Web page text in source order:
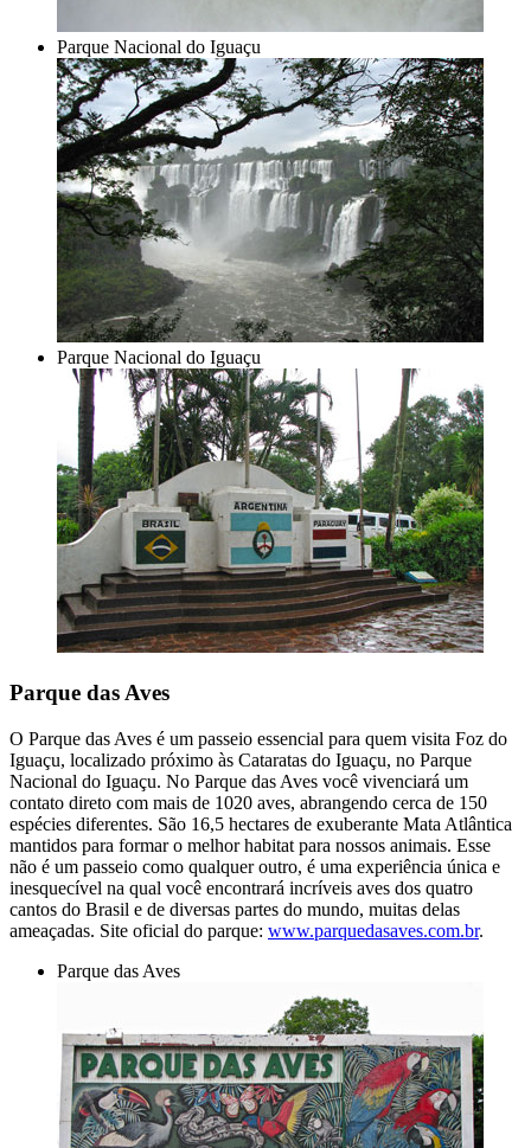
Parque Nacional do Iguaçu
Parque Nacional do Iguaçu
Parque das Aves
O Parque das Aves é um passeio essencial para quem visita Foz do
Iguaçu, localizado próximo às Cataratas do Iguaçu, no Parque
Nacional do Iguaçu. No Parque das Aves você vivenciará um
contato direto com mais de 1020 aves, abrangendo cerca de 150
espécies diferentes. São 16,5 hectares de exuberante Mata Atlântica
mantidos para formar o melhor habitat para nossos animais. Esse
não é um passeio como qualquer outro, é uma experiência única e
inesquecível na qual você encontrará incríveis aves dos quatro
cantos do Brasil e de diversas partes do mundo, muitas delas
ameaçadas. Site oficial do parque: www.parquedasaves.com.br.
Parque das Aves